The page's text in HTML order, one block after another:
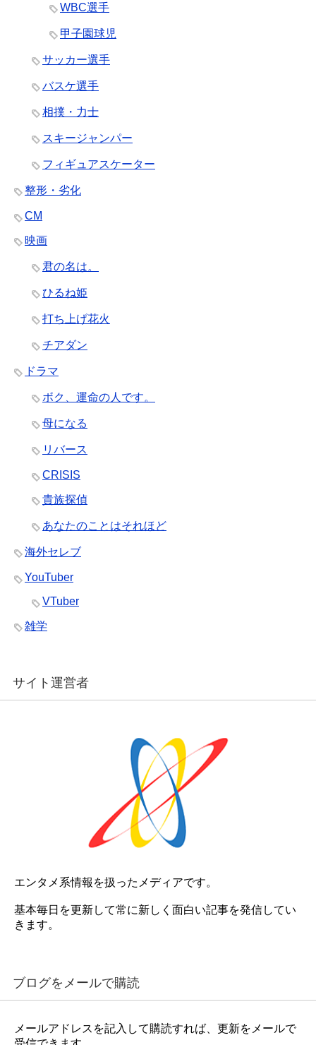
WBC選手
甲子園球児
サッカー選手
バスケ選手
相撲・力士
スキージャンパー
フィギュアスケーター
整形・劣化
CM
映画
君の名は。
ひるね姫
打ち上げ花火
チアダン
ドラマ
ボク、運命の人です。
母になる
リバース
CRISIS
貴族探偵
あなたのことはそれほど
海外セレブ
YouTuber
VTuber
雑学
サイト運営者
エンタメ系情報を扱ったメディアです。
基本毎日を更新して常に新しく面白い記事を発信してい
きます。
ブログをメールで購読
メールアドレスを記入して購読すれば、更新をメールで